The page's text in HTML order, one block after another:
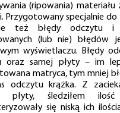
(ripowania)
Przygotowany specjalnie
też błędy odczytu
(lub nie) błędów
wyświetlaczu. Błędy
oraz samej płyty – im
matryca, tym mniej
odczytu krążka. Z
płyty, śledziłem
się niską ich